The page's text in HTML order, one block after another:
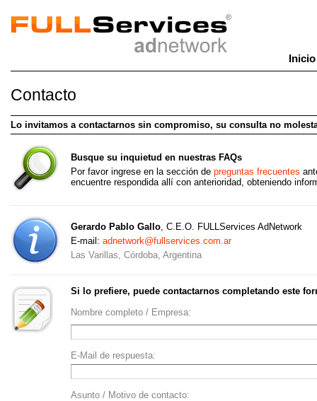
Publicidad contextual
anuncios contextualesy de texto.
Inicio
Contacto
Lo invitamos a contactarnos sin compromiso, su consulta no
Busque su inquietud en nuestras FAQs
Por favor ingrese en la sección de preguntas frecuentes
encuentre respondida allí con anterioridad, obteniendo
Gerardo Pablo Gallo, C.E.O. FULLServices AdNetwork
E-mail: adnetwork@fullservices.com.ar
Las Varillas, Córdoba, Argentina
Si lo prefiere, puede contactarnos completando este
Nombre completo / Empresa:
E-Mail de respuesta:
Asunto / Motivo de contacto: